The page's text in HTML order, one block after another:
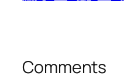
Comments